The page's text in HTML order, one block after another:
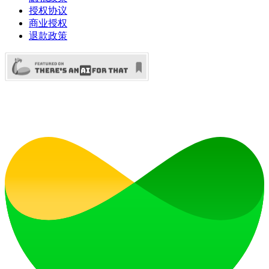
授权协议
商业授权
退款政策